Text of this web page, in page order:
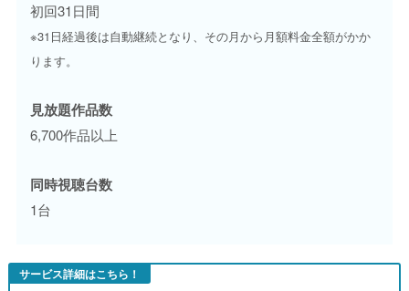
初回31日間
※31日経過後は自動継続となり、その月から月額料金全額がかか
ります。
見放題作品数
6,700作品以上
同時視聴台数
1台
サービス詳細はこちら！